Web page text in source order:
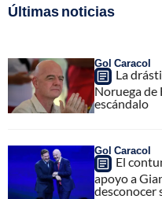
Últimas noticias
Gol Caracol
La
Noruega
escándalo
Gol Caracol
El
apoyo a
desconocer